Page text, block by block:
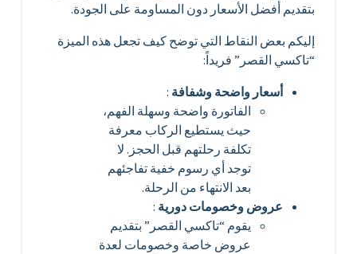
بتقديم أفضل الأسعار دون المساومة على الجودة.
إليكم بعض النقاط التي توضح كيف تجعل هذه الميزة
“تاكسي القصر” فريداً:
أسعار واضحة وشفافة:
الفاتورة واضحة وسهلة الفهم،
حيث يستطيع الركاب معرفة
تكلفة رحلتهم قبل الحجز. لا
توجد أي رسوم خفية تفاجئهم
بعد الانتهاء من الرحلة.
عروض وخصومات دورية:
يقوم “تاكسي القصر” بتقديم
عروض خاصة وخصومات لعدة